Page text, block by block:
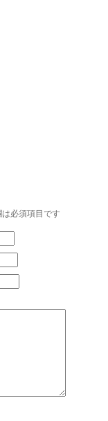
必須項目です